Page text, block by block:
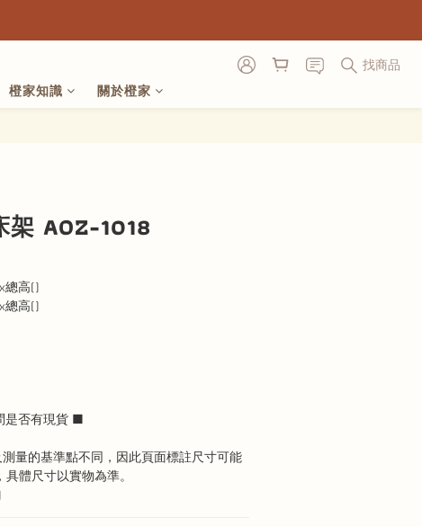
找商品
橙家知識 關於橙家
AOZ-1018
總高()
總高()
是否有現貨 ■
量的基準點不同，因此頁面標註尺寸可能
體尺寸以實物為準。